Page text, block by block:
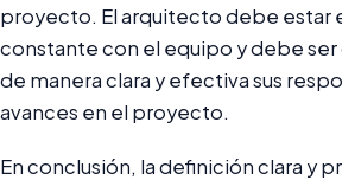
proyecto. El arquitecto debe estar
constante con el equipo y debe
de manera clara y efectiva sus
avances en el proyecto.
En conclusión, la definición clara y